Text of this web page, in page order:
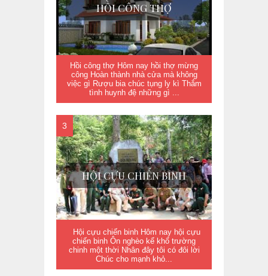
HỒI CÔNG THỢ
Hồi công thợ Hôm nay hồi thợ mừng
công Hoàn thành nhà cửa mà không
việc gì Rượu bia chúc tụng ly kì Thắm
tình huynh đệ những gì ...
HỘI CỰU CHIẾN BINH
Hội cựu chiến binh Hôm nay hội cựu
chiến binh Ôn nghèo kể khổ trường
chinh một thời Nhân đây tôi có đôi lời
Chúc cho mạnh khỏ...